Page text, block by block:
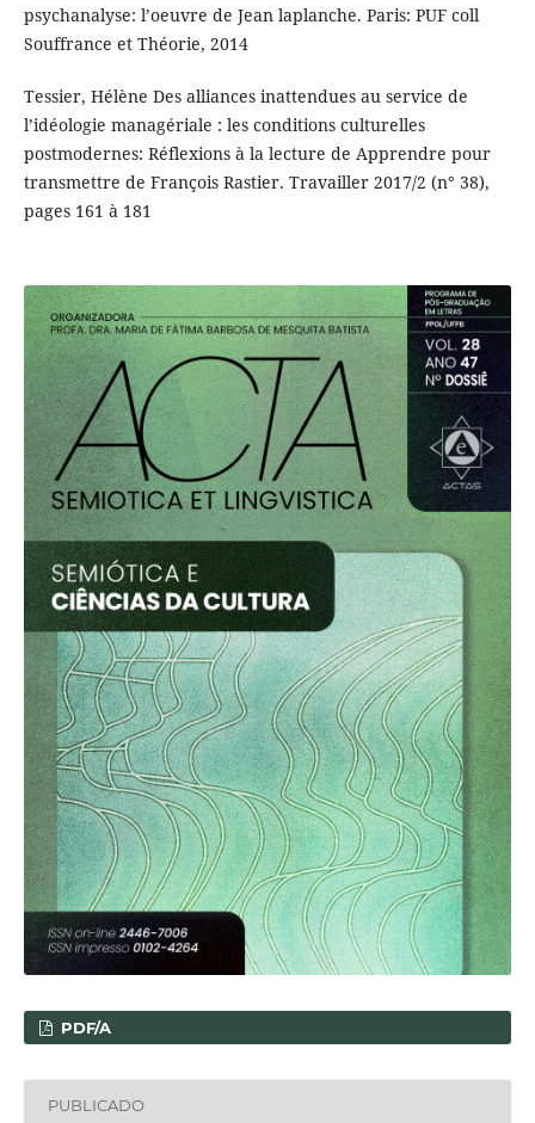
psychanalyse: l’oeuvre de Jean laplanche. Paris: PUF coll
Souffrance et Théorie, 2014
Tessier, Hélène Des alliances inattendues au service de
l’idéologie managériale : les conditions culturelles
postmodernes: Réflexions à la lecture de Apprendre pour
transmettre de François Rastier. Travailler 2017/2 (n° 38),
pages 161 à 181
PDF/A
PUBLICADO